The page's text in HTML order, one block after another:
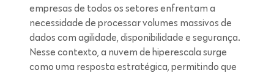
empresas de todos os setores enfrentam a
necessidade de processar volumes massivos de
dados com agilidade, disponibilidade e segurança.
Nesse contexto, a nuvem de hiperescala surge
como uma resposta estratégica, permitindo que